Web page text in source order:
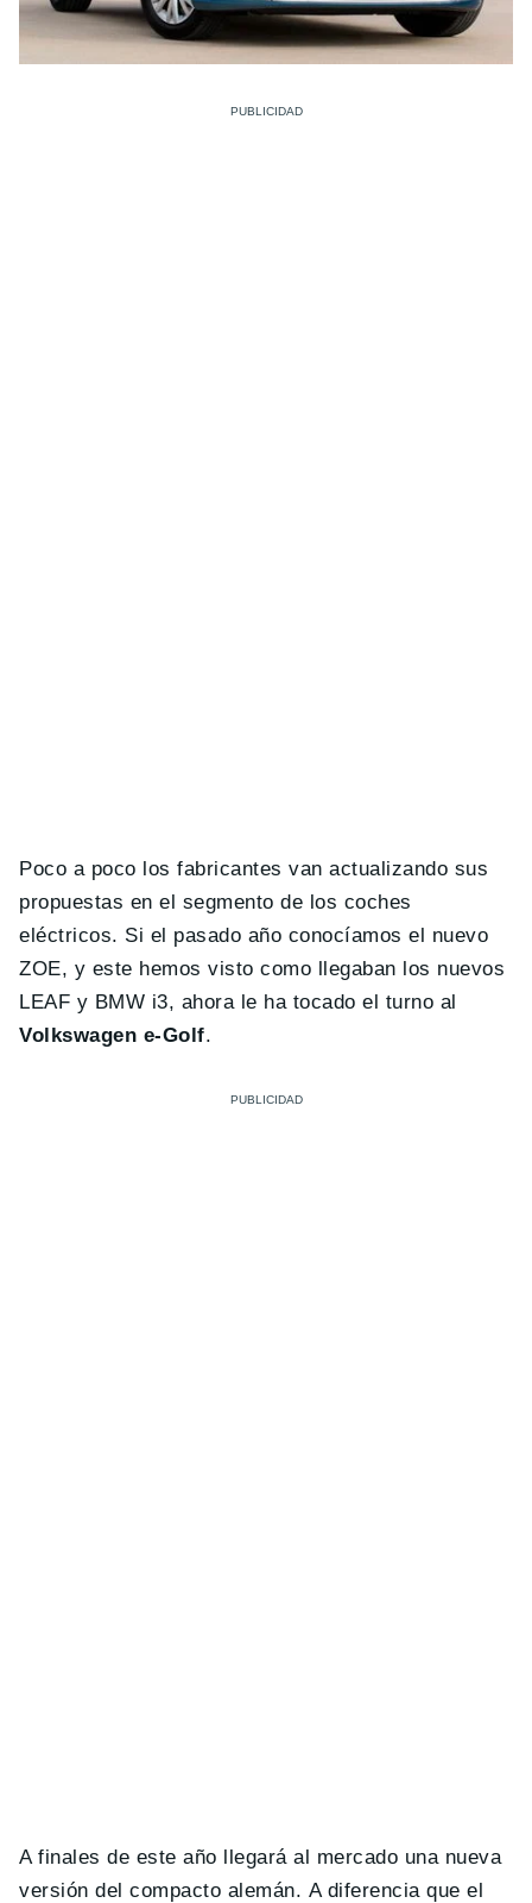
Poco a poco los fabricantes van actualizando sus
propuestas en el segmento de los coches
eléctricos. Si el pasado año conocíamos el nuevo
ZOE, y este hemos visto como llegaban los nuevos
LEAF y BMW i3, ahora le ha tocado el turno al
Volkswagen e-Golf.
A finales de este año llegará al mercado una nueva
versión del compacto alemán. A diferencia que el